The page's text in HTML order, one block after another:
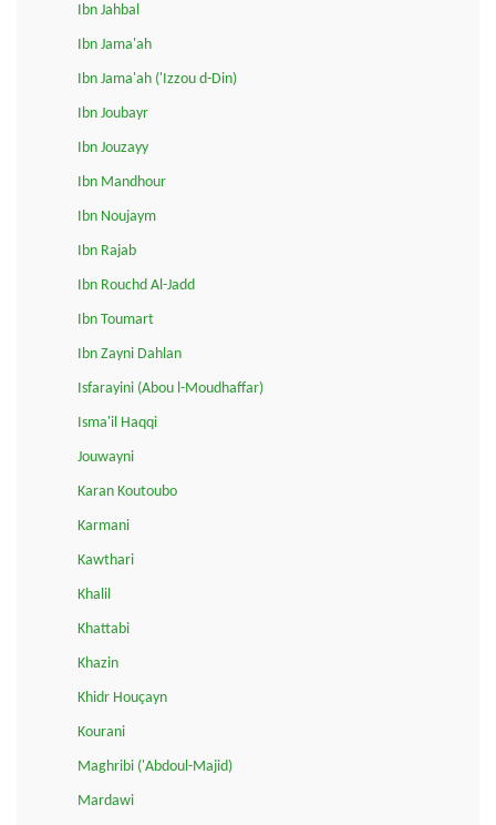
Ibn Jahbal
Ibn Jama'ah
Ibn Jama'ah ('Izzou d-Din)
Ibn Joubayr
Ibn Jouzayy
Ibn Mandhour
Ibn Noujaym
Ibn Rajab
Ibn Rouchd Al-Jadd
Ibn Toumart
Ibn Zayni Dahlan
Isfarayini (Abou l-Moudhaffar)
Isma'il Haqqi
Jouwayni
Karan Koutoubo
Karmani
Kawthari
Khalil
Khattabi
Khazin
Khidr Houçayn
Kourani
Maghribi ('Abdoul-Majid)
Mardawi